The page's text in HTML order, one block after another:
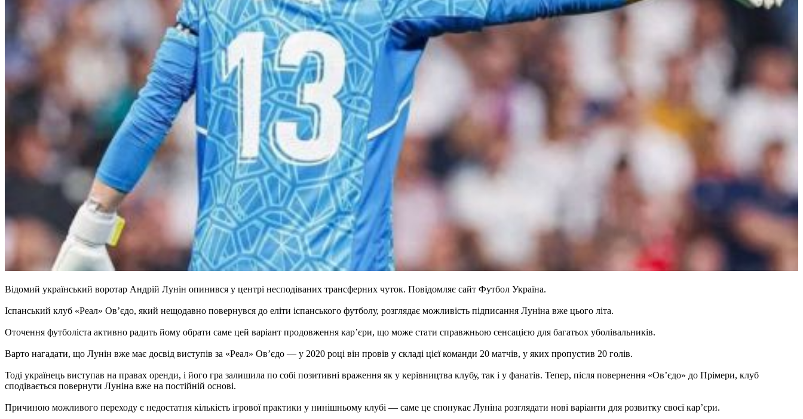
Відомий український воротар Андрій Лунін опинився у центрі несподіваних трансферних чуток. Повідомляє сайт Футбол Україна.
Іспанський клуб «Реал» Ов’єдо, який нещодавно повернувся до еліти іспанського футболу, розглядає можливість підписання Луніна вже цього літа.
Оточення футболіста активно радить йому обрати саме цей варіант продовження кар’єри, що може стати справжньою сенсацією для багатьох уболівальників.
Варто нагадати, що Лунін вже має досвід виступів за «Реал» Ов’єдо — у 2020 році він провів у складі цієї команди 20 матчів, у яких пропустив 20 голів.
Тоді українець виступав на правах оренди, і його гра залишила по собі позитивні враження як у керівництва клубу, так і у фанатів. Тепер, після повернення «Ов’єдо» до Прімери, клуб
сподівається повернути Луніна вже на постійній основі.
Причиною можливого переходу є недостатня кількість ігрової практики у нинішньому клубі — саме це спонукає Луніна розглядати нові варіанти для розвитку своєї кар’єри.